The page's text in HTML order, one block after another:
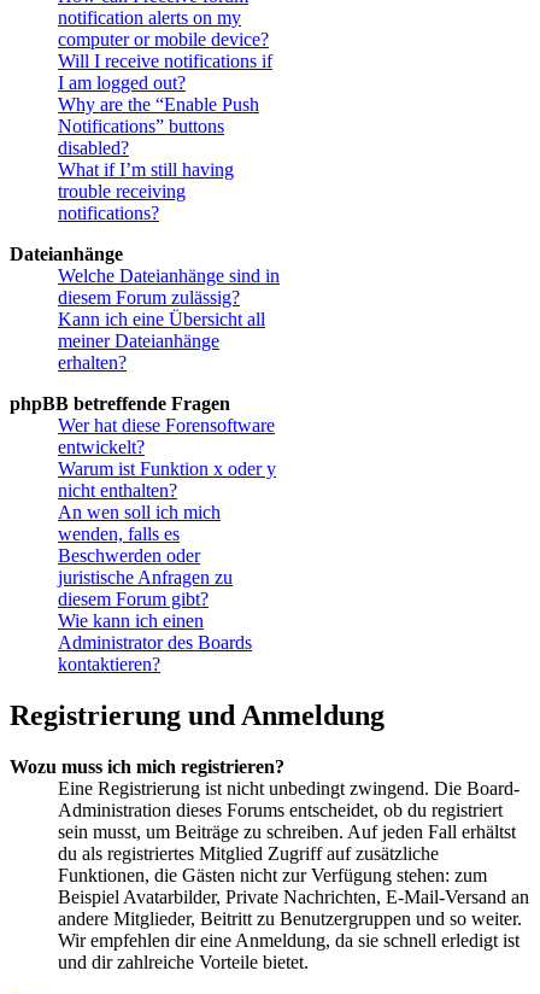
notification alerts on my
computer or mobile device?
Will I receive notifications if
I am logged out?
Why are the “Enable Push
Notifications” buttons
disabled?
What if I’m still having
trouble receiving
notifications?
Dateianhänge
Welche Dateianhänge sind in
diesem Forum zulässig?
Kann ich eine Übersicht all
meiner Dateianhänge
erhalten?
phpBB betreffende Fragen
Wer hat diese Forensoftware
entwickelt?
Warum ist Funktion x oder y
nicht enthalten?
An wen soll ich mich
wenden, falls es
Beschwerden oder
juristische Anfragen zu
diesem Forum gibt?
Wie kann ich einen
Administrator des Boards
kontaktieren?
Registrierung und Anmeldung
Wozu muss ich mich registrieren?
Eine Registrierung ist nicht unbedingt zwingend. Die Board-
Administration dieses Forums entscheidet, ob du registriert
sein musst, um Beiträge zu schreiben. Auf jeden Fall erhältst
du als registriertes Mitglied Zugriff auf zusätzliche
Funktionen, die Gästen nicht zur Verfügung stehen: zum
Beispiel Avatarbilder, Private Nachrichten, E-Mail-Versand an
andere Mitglieder, Beitritt zu Benutzergruppen und so weiter.
Wir empfehlen dir eine Anmeldung, da sie schnell erledigt ist
und dir zahlreiche Vorteile bietet.